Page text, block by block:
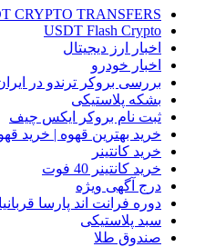
CRYPTO TRANSFERS
USDT Flash Crypto
اخبار ارز دیجیتال
اخبار خودرو
بررسی بروکر ترندو در
بشکه پلاستیکی
ثبت نام بروکر ایکس چیف
خرید بهترین قهوه | خرید
خرید کانتینر
خرید کانتینر 40 فوت
درج آگهی ویژه
دوره فرانت اند پارسا
سبد پلاستیکی
صندوق طلا